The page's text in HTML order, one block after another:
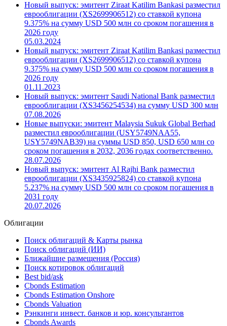
Новый выпуск: эмитент Ziraat Katilim Bankasi разместил
еврооблигации (XS2699906512) со ставкой купона
9.375% на сумму USD 500 млн со сроком погашения в
2026 году
05.03.2024
Новый выпуск: эмитент Ziraat Katilim Bankasi разместил
еврооблигации (XS2699906512) со ставкой купона
9.375% на сумму USD 500 млн со сроком погашения в
2026 году
01.11.2023
Новый выпуск: эмитент Saudi National Bank разместил
еврооблигации (XS3456254534) на сумму USD 300 млн
07.08.2026
Новые выпуски: эмитент Malaysia Sukuk Global Berhad
разместил еврооблигации (USY5749NAA55,
USY5749NAB39) на суммы USD 850, USD 650 млн со
сроком погашения в 2032, 2036 годах соответственно.
28.07.2026
Новый выпуск: эмитент Al Rajhi Bank разместил
еврооблигации (XS3435925824) со ставкой купона
5.237% на сумму USD 500 млн со сроком погашения в
2031 году
20.07.2026
Облигации
Поиск облигаций & Карты рынка
Поиск облигаций (ИИ)
Ближайшие размещения (Россия)
Поиск котировок облигаций
Best bid/ask
Cbonds Estimation
Cbonds Estimation Onshore
Cbonds Valuation
Рэнкинги инвест. банков и юр. консультантов
Cbonds Awards